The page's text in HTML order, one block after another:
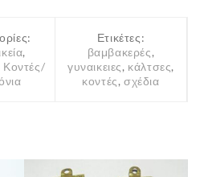
,
Κοντές/
Ετικέτες:
βαμβακερές,
γυναικειες, κάλτσες,
κοντές,σχέδια